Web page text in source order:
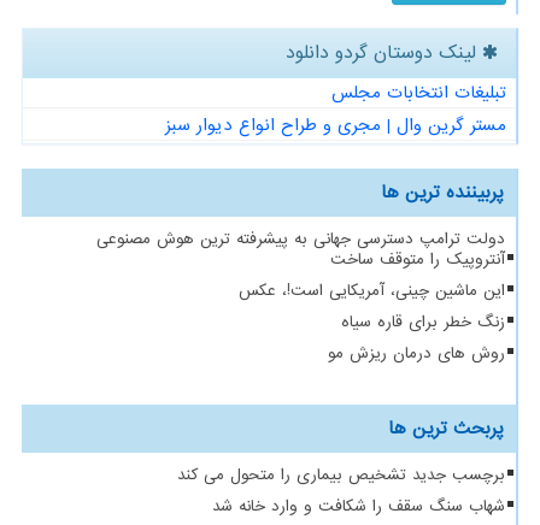
لینک دوستان گردو دانلود
تبلیغات انتخابات مجلس
مستر گرین وال | مجری و طراح انواع دیوار سبز
پربیننده ترین ها
دولت ترامپ دسترسی جهانی به پیشرفته ترین هوش مصنوعی
آنتروپیک را متوقف ساخت
این ماشین چینی، آمریکایی است!، عکس
زنگ خطر برای قاره سیاه
روش های درمان ریزش مو
پربحث ترین ها
برچسب جدید تشخیص بیماری را متحول می کند
شهاب سنگ سقف را شکافت و وارد خانه شد